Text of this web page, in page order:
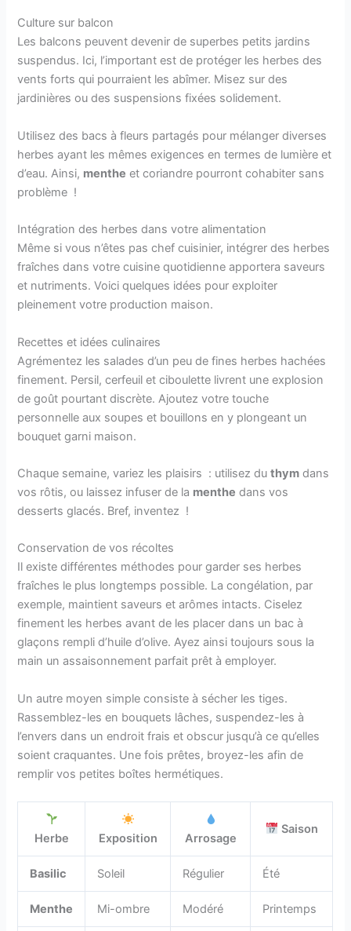
Culture sur balcon
Les balcons peuvent devenir de superbes petits jardins
suspendus. Ici, l’important est de protéger les herbes des
vents forts qui pourraient les abîmer. Misez sur des
jardinières ou des suspensions fixées solidement.
Utilisez des bacs à fleurs partagés pour mélanger diverses
herbes ayant les mêmes exigences en termes de lumière et
d’eau. Ainsi, menthe et coriandre pourront cohabiter sans
problème !
Intégration des herbes dans votre alimentation
Même si vous n’êtes pas chef cuisinier, intégrer des herbes
fraîches dans votre cuisine quotidienne apportera saveurs
et nutriments. Voici quelques idées pour exploiter
pleinement votre production maison.
Recettes et idées culinaires
Agrémentez les salades d’un peu de fines herbes hachées
finement. Persil, cerfeuil et ciboulette livrent une explosion
de goût pourtant discrète. Ajoutez votre touche
personnelle aux soupes et bouillons en y plongeant un
bouquet garni maison.
Chaque semaine, variez les plaisirs : utilisez duthym dans
vos rôtis, ou laissez infuser de la menthe dans vos
desserts glacés. Bref, inventez !
Conservation de vos récoltes
Il existe différentes méthodes pour garder ses herbes
fraîches le plus longtemps possible. La congélation, par
exemple, maintient saveurs et arômes intacts. Ciselez
finement les herbes avant de les placer dans un bac à
glaçons rempli d’huile d’olive. Ayez ainsi toujours sous la
main un assaisonnement parfait prêt à employer.
Un autre moyen simple consiste à sécher les tiges.
Rassemblez-les en bouquets lâches, suspendez-les à
l’envers dans un endroit frais et obscur jusqu’à ce qu’elles
soient craquantes. Une fois prêtes, broyez-les afin de
remplir vos petites boîtes hermétiques.
Herbe Exposition Arrosage
Saison
Basilic Soleil Régulier Été
Menthe Mi-ombre Modéré Printemps